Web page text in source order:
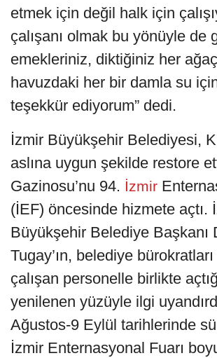
etmek için değil halk için
çalışanı olmak bu yönüyle de
emekleriniz, diktiğiniz her
havuzdaki her bir damla su
teşekkür ediyorum” dedi.
İzmir Büyükşehir Belediyesi,
aslına uygun şekilde restore
Gazinosu’nu 94. İzmir
(İEF) öncesinde hizmete açtı.
Büyükşehir Belediye Başkanı
Tugay’ın, belediye
çalışan personelle birlikte
yenilenen yüzüyle ilgi
Ağustos-9 Eylül tarihlerinde
İzmir Enternasyonal Fuarı